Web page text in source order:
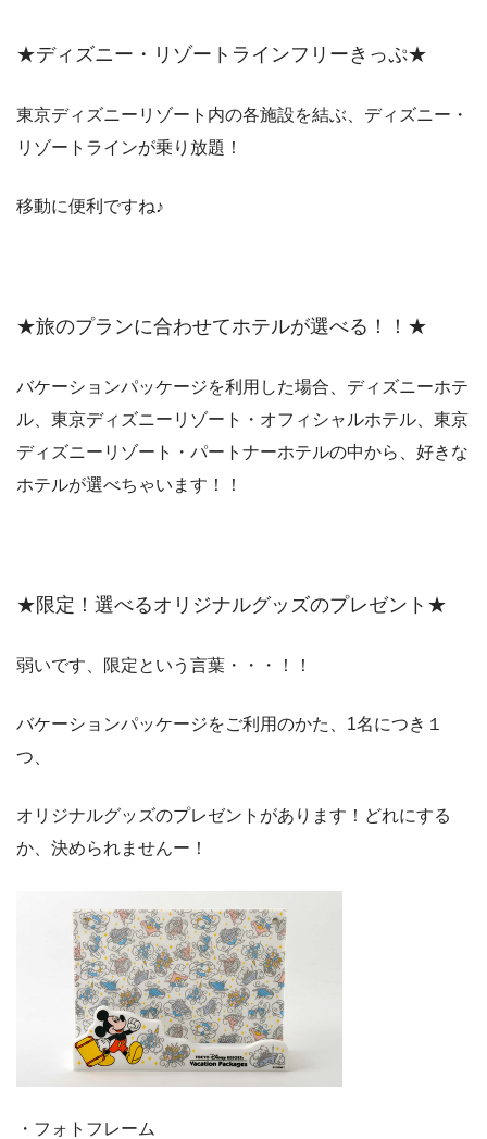
★ディズニー・リゾートラインフリーきっぷ★
東京ディズニーリゾート内の各施設を結ぶ、ディズニー・
リゾートラインが乗り放題！
移動に便利ですね♪
★旅のプランに合わせてホテルが選べる！！★
バケーションパッケージを利用した場合、ディズニーホテ
ル、東京ディズニーリゾート・オフィシャルホテル、東京
ディズニーリゾート・パートナーホテルの中から、好きな
ホテルが選べちゃいます！！
★限定！選べるオリジナルグッズのプレゼント★
弱いです、限定という言葉・・・！！
バケーションパッケージをご利用のかた、1名につき１
つ、
オリジナルグッズのプレゼントがあります！どれにする
か、決められませんー！
・フォトフレーム